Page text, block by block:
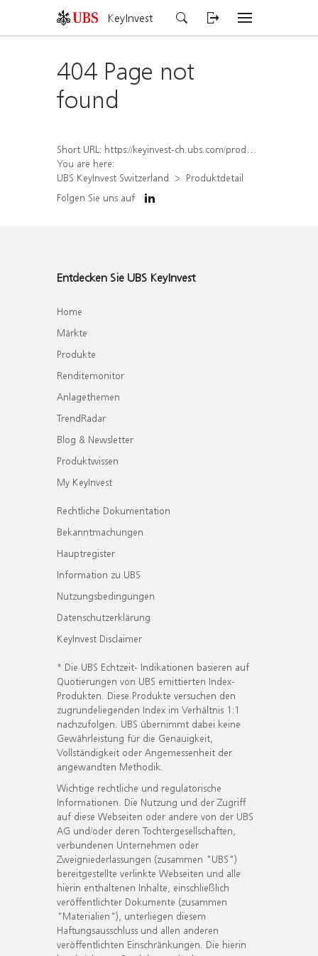
KeyInvest
404 Page not
found
Short URL: https://keyinvest-ch.ubs.com/produkt/detail/index/isin/CH1578495082
You are here:
UBS KeyInvest Switzerland
Produktdetail
Folgen Sie uns auf
Entdecken Sie UBS KeyInvest
Home
Märkte
Produkte
Renditemonitor
Anlagethemen
TrendRadar
Blog & Newsletter
Produktwissen
My KeyInvest
Rechtliche Dokumentation
Bekanntmachungen
Hauptregister
Information zu UBS
Nutzungsbedingungen
Datenschutzerklärung
KeyInvest Disclaimer
* Die UBS Echtzeit- Indikationen basieren auf
Quotierungen von UBS emittierten Index-
Produkten. Diese Produkte versuchen den
zugrundeliegenden Index im Verhältnis 1:1
nachzufolgen. UBS übernimmt dabei keine
Gewährleistung für die Genauigkeit,
Vollständigkeit oder Angemessenheit der
angewandten Methodik.
Wichtige rechtliche und regulatorische
Informationen. Die Nutzung und der Zugriff
auf diese Webseiten oder andere von der UBS
AG und/oder deren Tochtergesellschaften,
verbundenen Unternehmen oder
Zweigniederlassungen (zusammen "UBS")
bereitgestellte verlinkte Webseiten und alle
hierin enthaltenen Inhalte, einschließlich
veröffentlichter Dokumente (zusammen
"Materialien"), unterliegen diesem
Haftungsausschluss und allen anderen
veröffentlichten Einschränkungen. Die hierin